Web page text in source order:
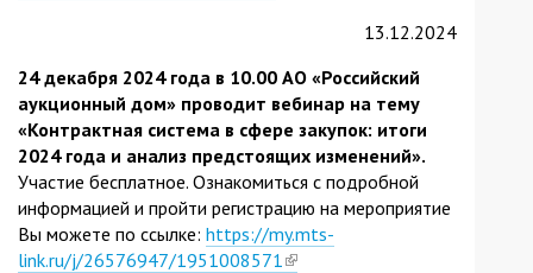
13.12.2024
24 декабря 2024 года в 10.00 АО «Российский
аукционный дом» проводит вебинар на тему
«Контрактная система в сфере закупок: итоги
2024 года и анализ предстоящих изменений».
Участие бесплатное. Ознакомиться с подробной
информацией и пройти регистрацию на мероприятие
Вы можете по ссылке: https://my.mts-
link.ru/j/26576947/1951008571(link